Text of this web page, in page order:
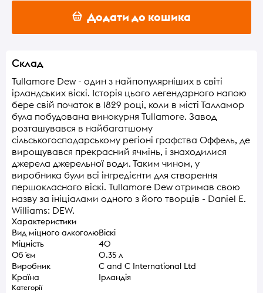
Додати до кошика
Склад
Tullamore Dew - один з найпопулярніших в світі
ірландських віскі. Історія цього легендарного напою
бере свій початок в 1829 році, коли в місті Талламор
була побудована винокурня Tullamore. Завод
розташувався в найбагатшому
сільськогосподарському регіоні графства Оффель, де
вирощувався прекрасний ячмінь, і знаходилися
джерела джерельної води. Таким чином, у
виробника були всі інгредієнти для створення
першокласного віскі. Tullamore Dew отримав свою
назву за ініціалами одного з його творців - Daniel E.
Williams: DEW.
Характеристики
Вид міцного алкоголюВіскі
Міцність
40
Об `єм
0.35 л
Виробник
C and C International Ltd
Країна
Ірландія
Категорії